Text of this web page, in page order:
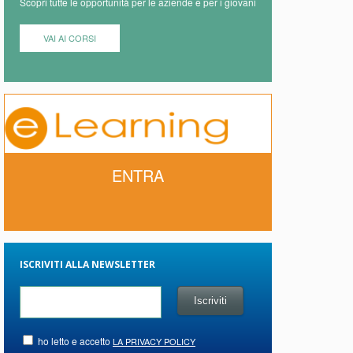
VAI AI CORSI
ENTRA
ISCRIVITI ALLA NEWSLETTER
ho letto e accetto LA PRIVACY POLICY